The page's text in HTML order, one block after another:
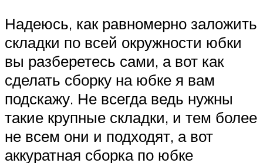
Надеюсь, как равномерно заложить
складки по всей окружности юбки
вы разберетесь сами, а вот как
сделать сборку на юбке я вам
подскажу. Не всегда ведь нужны
такие крупные складки, и тем более
не всем они и подходят, а вот
аккуратная сборка по юбке